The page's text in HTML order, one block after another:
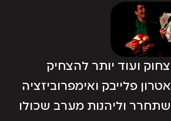
ועוד יותר להצחיק
פלייבק ואימפרוביזציה
וליהנות מערב שכולו